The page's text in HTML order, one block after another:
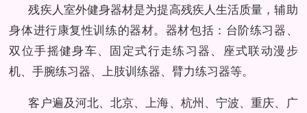
残疾人室外健身器材是为提高残疾人生活质量，辅助
身体进行康复性训练的器材。器材包括：台阶练习器、
双位手摇健身车、固定式行走练习器、座式联动漫步
机、手腕练习器、上肢训练器、臂力练习器等。
客户遍及河北、北京、上海、杭州、宁波、重庆、广